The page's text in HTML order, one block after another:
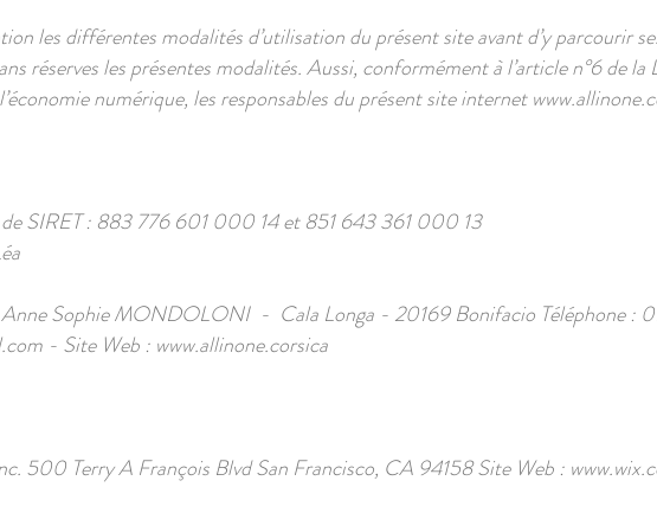
les différentes modalités d’utilisation du présent site avant d’y parcourir
réserves les présentes modalités. Aussi, conformément à l’article n°6
numérique, les responsables du présent site internet
SIRET : 883 776 601 000 14 et 851 643 361 000 13
Anne Sophie MONDOLONI - Cala Longa - 20169 Bonifacio Téléphone :
- Site Web : www.allinone.corsica
500 Terry A François Blvd San Francisco, CA 94158 Site Web :